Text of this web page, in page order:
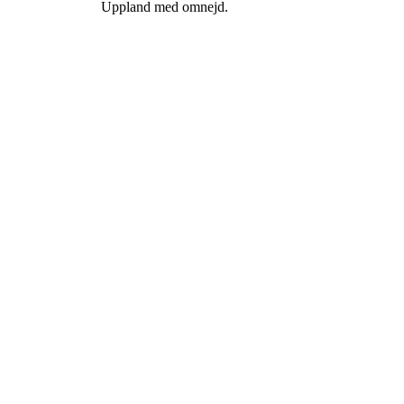
Uppland med omnejd.